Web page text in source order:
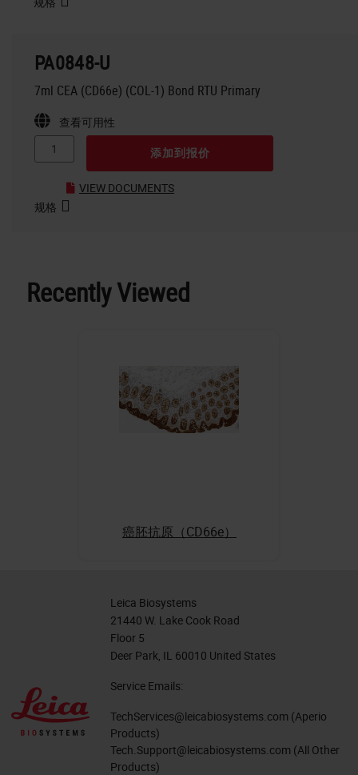
PA0848-U
7ml CEA (CD66e) (COL-1) Bond RTU Primary
查看可用性
添加到报价
VIEW DOCUMENTS
规格
Recently Viewed
癌胚抗原（CD66e）
Leica Biosystems
21440 W. Lake Cook Road
Floor 5
Deer Park, IL 60010 United States
Service Emails:
TechServices@leicabiosystems.com (Aperio
Products)
Tech.Support@leicabiosystems.com (All Other
Products)